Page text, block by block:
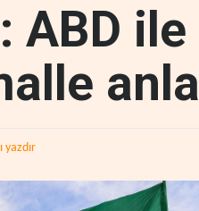
ABD
yazdır